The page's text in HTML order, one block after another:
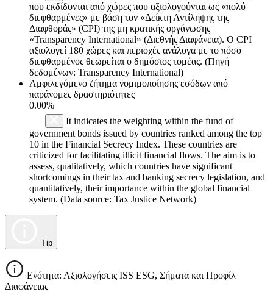
που εκδίδονται από χώρες που αξιολογούνται ως «πολύ
διεφθαρμένες» με βάση τον «Δείκτη Αντίληψης της
Διαφθοράς» (CPI) της μη κρατικής οργάνωσης
«Transparency International» (Διεθνής Διαφάνεια). Ο CPI
αξιολογεί 180 χώρες και περιοχές ανάλογα με το πόσο
διεφθαρμένος θεωρείται ο δημόσιος τομέας. (Πηγή
δεδομένων: Transparency International)
Αμφιλεγόμενο ζήτημα νομιμοποίησης εσόδων από
παράνομες δραστηριότητες
0.00%
It indicates the weighting within the fund of
government bonds issued by countries ranked among the top
10 in the Financial Secrecy Index. These countries are
criticized for facilitating illicit financial flows. The aim is to
assess, qualitatively, which countries have significant
shortcomings in their tax and banking secrecy legislation, and
quantitatively, their importance within the global financial
system. (Data source: Tax Justice Network)
Tip
Ενότητα: Αξιολογήσεις ISS ESG, Σήματα και Προφίλ
Διαφάνειας